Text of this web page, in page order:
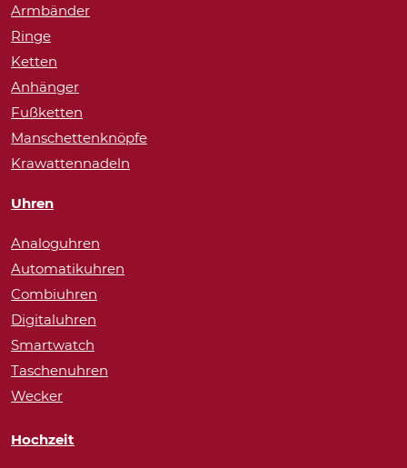
Armbänder
Ringe
Ketten
Anhänger
Fußketten
Manschettenknöpfe
Krawattennadeln
Uhren
Analoguhren
Automatikuhren
Combiuhren
Digitaluhren
Smartwatch
Taschenuhren
Wecker
Hochzeit